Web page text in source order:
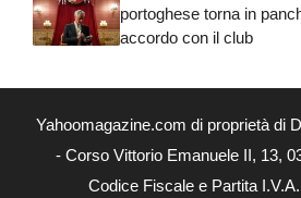
portoghese torna in
accordo con il club
Yahoomagazine.com di proprietà di
- Corso Vittorio Emanuele II, 13,
Codice Fiscale e Partita